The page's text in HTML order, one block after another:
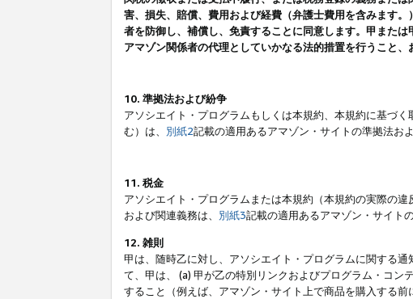
害、損失、賠償、費用および経費（弁護士費用を含みます
者を防御し、補償し、免責することに同意します。甲また
アマゾン関係者の代理としていかなる法的措置を行うこと、
10. 準拠法および紛争
アソシエイト・プログラムもしくは本規約、本規約に基づ
む）は、 別紙2記載の適用あるアマゾン・サイトの準拠法お
11. 税金
アソシエイト・プログラムまたは本規約（本規約の実際の
および関連義務は、 別紙3記載の適用あるアマゾン・サイト
12. 雑則
甲は、随時乙に対し、アソシエイト・プログラムに関する
て、甲は、 (a) 甲が乙の特別リンクおよびプログラム・コ
すること（例えば、アマゾン・サイト上で商品を購入する